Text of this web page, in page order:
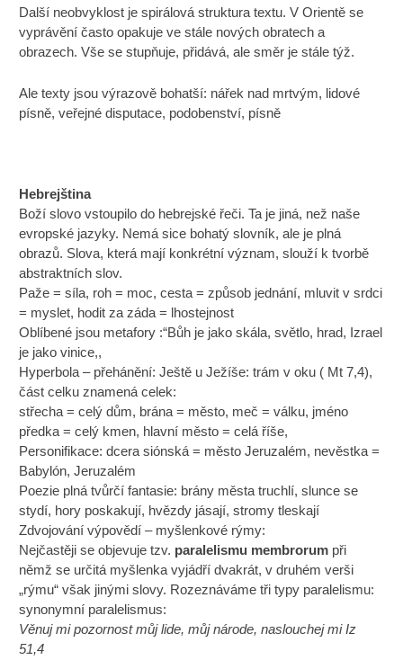
Další neobvyklost je spirálová struktura textu. V Orientě se
vyprávění často opakuje ve stále nových obratech a
obrazech. Vše se stupňuje, přidává, ale směr je stále týž.
Ale texty jsou výrazově bohatší: nářek nad mrtvým, lidové
písně, veřejné disputace, podobenství, písně
Hebrejština
Boží slovo vstoupilo do hebrejské řeči. Ta je jiná, než naše
evropské jazyky. Nemá sice bohatý slovník, ale je plná
obrazů. Slova, která mají konkrétní význam, slouží k tvorbě
abstraktních slov.
Paže = síla, roh = moc, cesta = způsob jednání, mluvit v srdci
= myslet, hodit za záda = lhostejnost
Oblíbené jsou metafory :“Bůh je jako skála, světlo, hrad, Izrael
je jako vinice,,
Hyperbola – přehánění: Ještě u Ježíše: trám v oku ( Mt 7,4),
část celku znamená celek:
střecha = celý dům, brána = město, meč = válku, jméno
předka = celý kmen, hlavní město = celá říše,
Personifikace: dcera siónská = město Jeruzalém, nevěstka =
Babylón, Jeruzalém
Poezie plná tvůrčí fantasie: brány města truchlí, slunce se
stydí, hory poskakují, hvězdy jásají, stromy tleskají
Zdvojování výpovědí – myšlenkové rýmy:
Nejčastěji se objevuje tzv. paralelismu membrorum při
němž se určitá myšlenka vyjádří dvakrát, v druhém verši
„rýmu“ však jinými slovy. Rozeznáváme tři typy paralelismu:
synonymní paralelismus:
Věnuj mi pozornost můj lide, můj národe, naslouchej mi Iz
51,4